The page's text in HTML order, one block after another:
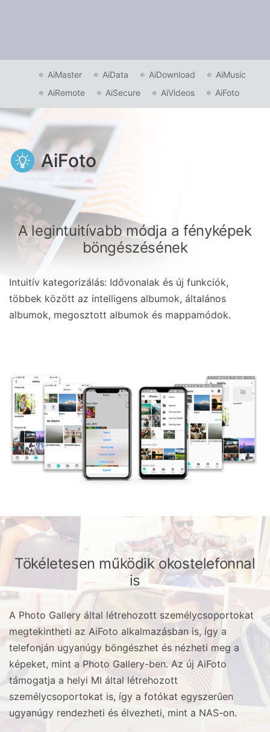
AiMaster AiData AiDownload
AiMusic
AiRemote
AiSecure AiVideos AiFoto
AiFoto
A legintuitívabb módja a fényképek
böngészésének
Intuitív kategorizálás: Idővonalak és új funkciók,
többek között az intelligens albumok, általános
albumok, megosztott albumok és mappamódok.
Tökéletesen működik okostelefonnal
is
A Photo Gallery által létrehozott személycsoportokat
megtekintheti az AiFoto alkalmazásban is, így a
telefonján ugyanúgy böngészhet és nézheti meg a
képeket, mint a Photo Gallery-ben. Az új AiFoto
támogatja a helyi MI által létrehozott
személycsoportokat is, így a fotókat egyszerűen
ugyanúgy rendezheti és élvezheti, mint a NAS-on.